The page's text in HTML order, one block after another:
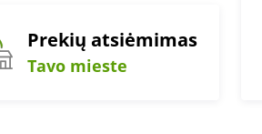
Prekių atsiėmimas
Tavo mieste